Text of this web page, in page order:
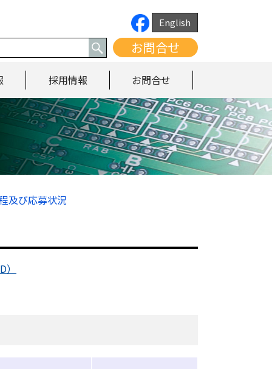
English
お問合せ
採用情報 お問合せ
及び応募状況
）